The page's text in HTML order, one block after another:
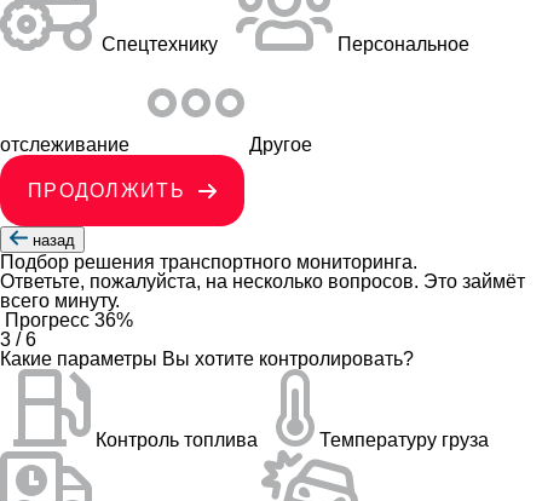
Спецтехнику Персональное
отслеживание Другое
ПРОДОЛЖИТЬ
назад
Подбор решения транспортного мониторинга.
Ответьте, пожалуйста, на несколько вопросов. Это займёт
всего минуту.
Прогресс 36%
3 / 6
Какие параметры Вы хотите контролировать?
Контроль топлива Температуру груза